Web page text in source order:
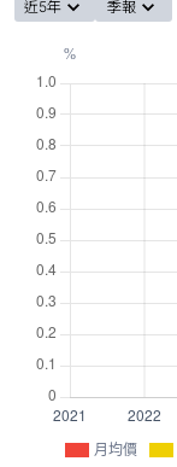
近5年 季報
月均價